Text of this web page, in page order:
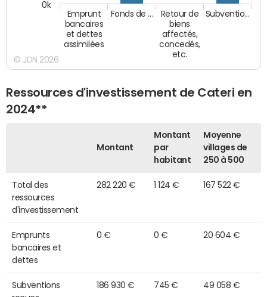
Emprunt
bancaires
et dettes
assimilées
Fonds de …
Retour de
biens
affectés,
concedés,
etc.
Subventio…
0k
© JDN 2026
Ressources d'investissement de Cateri en
2024**
Montant
Montant
par
habitant
Moyenne
villages de
250 à 500
Total des
ressources
d'investissement
282 220 € 1 124 € 167 522 €
Emprunts
bancaires et
dettes
0 € 0 € 20 604 €
Subventions
186 930 € 745 € 49 058 €